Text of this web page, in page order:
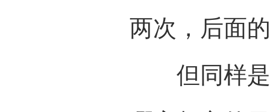
两次，后面
但同样是